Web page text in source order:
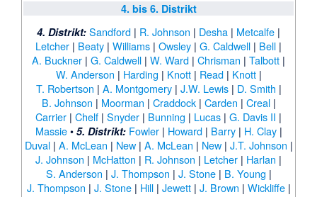
4. bis 6. Distrikt
4. Distrikt: Sandford | R. Johnson | Desha | Metcalfe |
Letcher | Beaty | Williams | Owsley | G. Caldwell | Bell |
A. Buckner | G. Caldwell | W. Ward | Chrisman | Talbott |
W. Anderson | Harding | Knott| Read| Knott|
T. Robertson | A. Montgomery| J.W. Lewis| D. Smith |
B. Johnson | Moorman | Craddock| Carden | Creal|
Carrier | Chelf | Snyder | Bunning | Lucas | G. Davis II |
Massie• 5. Distrikt: Fowler| Howard| Barry| H. Clay|
Duval| A. McLean | New| A. McLean | New| J.T. Johnson |
J. Johnson | McHatton | R. Johnson | Letcher | Harlan |
S. Anderson | J. Thompson | J. Stone| B. Young |
J. Thompson | J. Stone| Hill| Jewett| J. Brown | Wickliffe|